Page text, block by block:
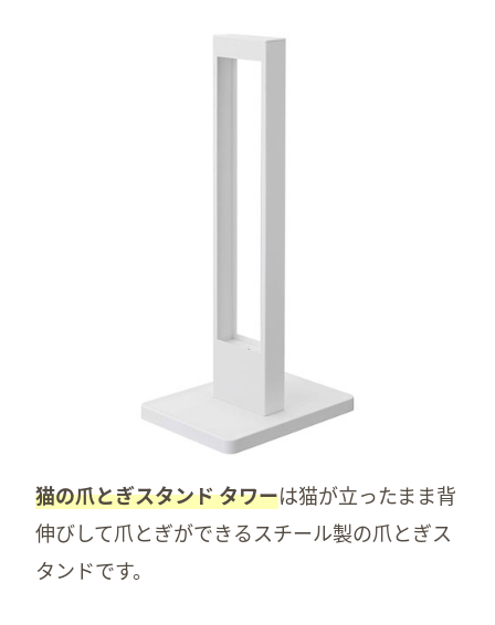
猫の爪とぎスタンド タワーは猫が立ったまま背
伸びして爪とぎができるスチール製の爪とぎス
タンドです。